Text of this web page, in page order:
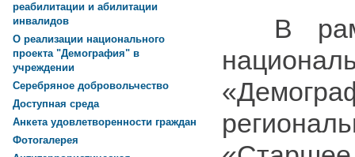
В
реабилитации и абилитации
инвалидов
О реализации национального
проекта "Демография" в
учреждении
Серебряное добровольчество
Доступная среда
Анкета удовлетворенности граждан
Фотогалерея